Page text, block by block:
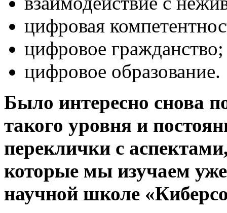
цифровая
цифровое гражданство;
цифровое образование.
Было интересно снова
такого уровня и
переклички с
которые мы изучаем
научной школе